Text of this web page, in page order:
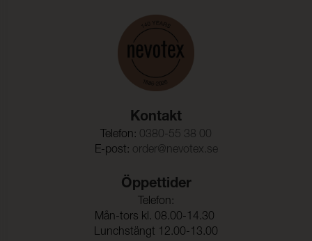
Kontakt
Telefon: 0380-55 38 00
E-post: order@nevotex.se
Öppettider
Telefon:
Mån-tors kl. 08.00-14.30
Lunchstängt 12.00-13.00